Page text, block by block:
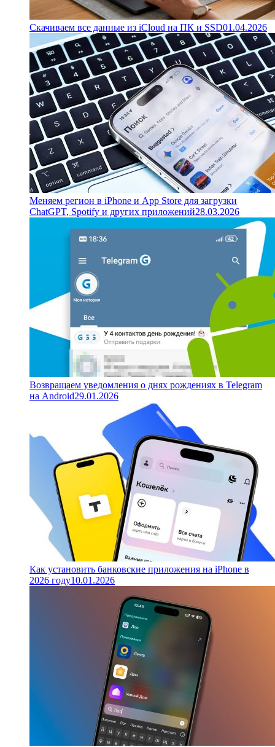
Скачиваем все данные из iCloud на ПК и SSD01.04.2026
Меняем регион в iPhone и App Store для загрузки
ChatGPT, Spotify и других приложений28.03.2026
Возвращаем уведомления о днях рождениях в Telegram
на Android29.01.2026
Как установить банковские приложения на iPhone в
2026 году10.01.2026